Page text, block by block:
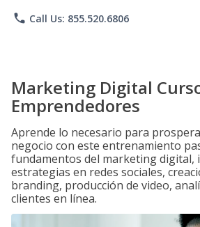
phone Call Us: 855.520.6806
Marketing Digital
Emprendedores
Aprende lo necesario para
negocio con este entrenamiento
fundamentos del marketing digital,
estrategias en redes sociales,
branding, producción de video,
clientes en línea.